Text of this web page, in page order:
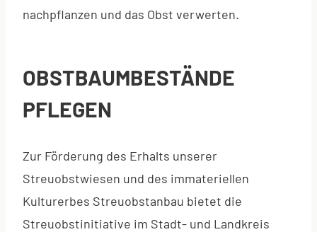
nachpflanzen und das Obst verwerten.
OBSTBAUMBESTÄNDE
PFLEGEN
Zur Förderung des Erhalts unserer
Streuobstwiesen und des immateriellen
Kulturerbes Streuobstanbau bietet die
Streuobstinitiative im Stadt- und Landkreis